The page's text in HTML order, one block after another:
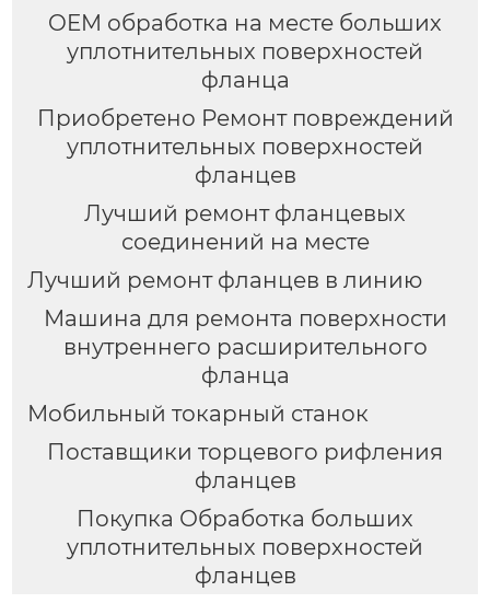
OEM обработка на месте больших
уплотнительных поверхностей
фланца
Приобретено Ремонт повреждений
уплотнительных поверхностей
фланцев
Лучший ремонт фланцевых
соединений на месте
Лучший ремонт фланцев в линию
Машина для ремонта поверхности
внутреннего расширительного
фланца
Мобильный токарный станок
Поставщики торцевого рифления
фланцев
Покупка Обработка больших
уплотнительных поверхностей
фланцев